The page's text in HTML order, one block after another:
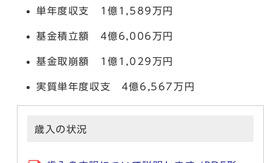
単年度収支 1億1,589万円
基金積立額 4億6,006万円
基金取崩額 1億1,029万円
実質単年度収支 4億6,567万円
歳入の状況